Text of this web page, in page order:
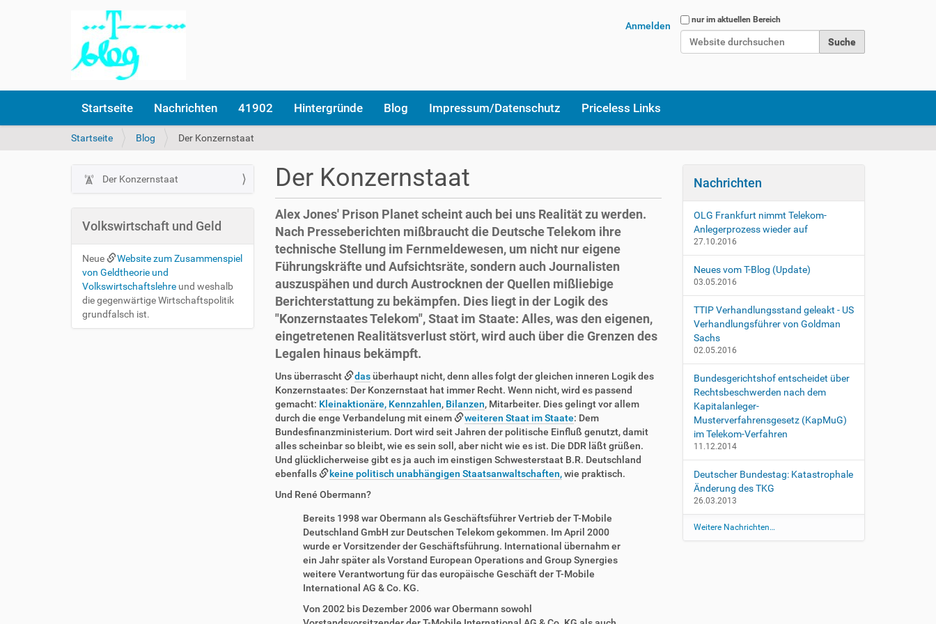
Website durchsuchen
nur im aktuellen Bereich
Anmelden
Startseite Nachrichten 41902 Hintergründe Blog Impressum/Datenschutz Priceless Links
S
Startseite Blog Der Konzernstaat
Der Konzernstaat
Alex Jones' Prison Planet scheint auch bei uns Realität zu werden.
Nach Presseberichten mißbraucht die Deutsche Telekom ihre
technische Stellung im Fernmeldewesen, um nicht nur eigene
Führungskräfte und Aufsichtsräte, sondern auch Journalisten
auszuspähen und durch Austrocknen der Quellen mißliebige
Berichterstattung zu bekämpfen. Dies liegt in der Logik des
"Konzernstaates Telekom", Staat im Staate: Alles, was den eigenen,
eingetretenen Realitätsverlust stört, wird auch über die Grenzen des
Legalen hinaus bekämpft.
Uns überrascht dasüberhaupt nicht, denn alles folgt der gleichen inneren Logik des
Konzernstaates: Der Konzernstaat hat immer Recht. Wenn nicht, wird es passend
gemacht: Kleinaktionäre, Kennzahlen, Bilanzen, Mitarbeiter. Dies gelingt vor allem
durch die enge Verbandelung mit einem
weiteren Staat im Staate: Dem
Bundesfinanzministerium. Dort wird seit Jahren der politische Einfluß genutzt, damit
alles scheinbar so bleibt, wie es sein soll, aber nicht wie es ist. Die DDR läßt grüßen.
Und glücklicherweise gibt es ja auch im einstigen Schwesterstaat B.R. Deutschland
ebenfalls
keine politisch unabhängigen Staatsanwaltschaften,wie praktisch.
Und René Obermann?
Bereits 1998 war Obermann als Geschäftsführer Vertrieb der T-Mobile
Deutschland GmbH zur Deutschen Telekom gekommen. Im April 2000
wurde er Vorsitzender der Geschäftsführung. International übernahm er
ein Jahr später als Vorstand European Operations and Group Synergies
weitere Verantwortung für das europäische Geschäft der T-Mobile
International AG & Co. KG.
Von 2002 bis Dezember 2006 war Obermann sowohl
N
g
a
t
i
o
Der Konzernstaat
Volkswirtschaft und Geld
Neue
Website zum Zusammenspiel
von Geldtheorie und
Volkswirtschaftslehre und weshalb
die gegenwärtige Wirtschaftspolitik
grundfalsch ist.
Nachrichten
OLG Frankfurt nimmt Telekom-
Anlegerprozess wieder auf
27.10.2016
Neues vom T-Blog (Update)
03.05.2016
TTIP Verhandlungsstand geleakt - US
Verhandlungsführer von Goldman
Sachs
02.05.2016
Bundesgerichtshof entscheidet über
Rechtsbeschwerden nach dem
Kapitalanleger-
Musterverfahrensgesetz (KapMuG)
im Telekom-Verfahren
11.12.2014
Deutscher Bundestag: Katastrophale
Änderung des TKG
26.03.2013
Weitere Nachrichten…